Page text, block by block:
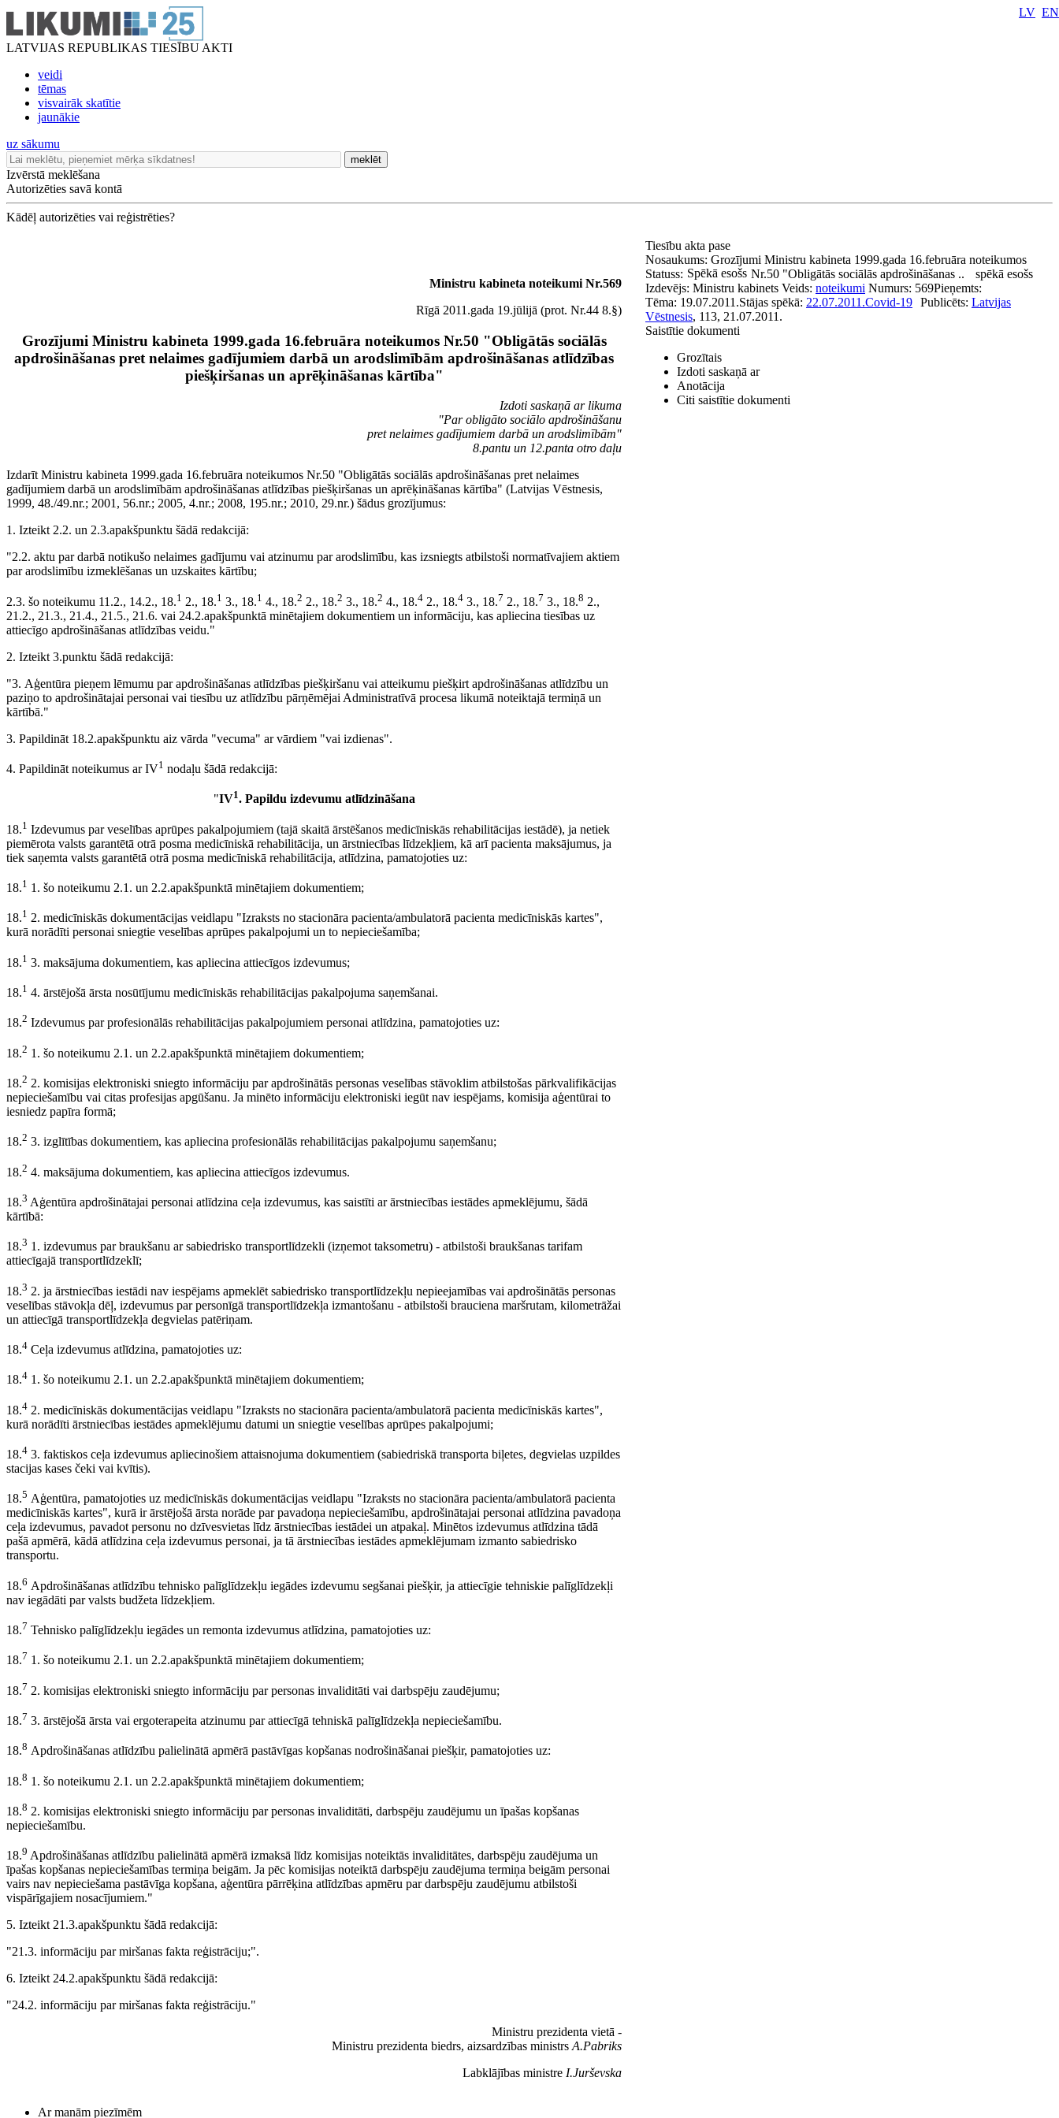
LATVIJAS REPUBLIKAS TIESĪBU AKTI
veidi
tēmas
visvairāk skatītie
jaunākie
LV EN
uz sākumu
meklēt
Izvērstā meklēšana
Autorizēties savā kontā
Kādēļ autorizēties vai reģistrēties?
Ministru kabineta noteikumi Nr.569
Rīgā 2011.gada 19.jūlijā (prot. Nr.44 8.§)
Grozījumi Ministru kabineta 1999.gada 16.februāra noteikumos Nr.50 "Obligātās sociālās
apdrošināšanas pret nelaimes gadījumiem darbā un arodslimībām apdrošināšanas atlīdzības
piešķiršanas un aprēķināšanas kārtība"
Izdoti saskaņā ar likuma
"Par obligāto sociālo apdrošināšanu
pret nelaimes gadījumiem darbā un arodslimībām"
8.pantu un 12.panta otro daļu
Izdarīt Ministru kabineta 1999.gada 16.februāra noteikumos Nr.50 "Obligātās sociālās apdrošināšanas pret nelaimes
gadījumiem darbā un arodslimībām apdrošināšanas atlīdzības piešķiršanas un aprēķināšanas kārtība" (Latvijas Vēstnesis,
1999, 48./49.nr.; 2001, 56.nr.; 2005, 4.nr.; 2008, 195.nr.; 2010, 29.nr.) šādus grozījumus:
1. Izteikt 2.2. un 2.3.apakšpunktu šādā redakcijā:
"2.2. aktu par darbā notikušo nelaimes gadījumu vai atzinumu par arodslimību, kas izsniegts atbilstoši normatīvajiem aktiem
par arodslimību izmeklēšanas un uzskaites kārtību;
2.3. šo noteikumu 11.2., 14.2., 18.1 2., 18.1 3., 18.1 4., 18.2 2., 18.2 3., 18.2 4., 18.4 2., 18.4 3., 18.7 2., 18.7 3., 18.8 2.,
21.2., 21.3., 21.4., 21.5., 21.6. vai 24.2.apakšpunktā minētajiem dokumentiem un informāciju, kas apliecina tiesības uz
attiecīgo apdrošināšanas atlīdzības veidu."
2. Izteikt 3.punktu šādā redakcijā:
"3. Aģentūra pieņem lēmumu par apdrošināšanas atlīdzības piešķiršanu vai atteikumu piešķirt apdrošināšanas atlīdzību un
paziņo to apdrošinātajai personai vai tiesību uz atlīdzību pārņēmējai Administratīvā procesa likumā noteiktajā termiņā un
kārtībā."
3. Papildināt 18.2.apakšpunktu aiz vārda "vecuma" ar vārdiem "vai izdienas".
4. Papildināt noteikumus ar IV1 nodaļu šādā redakcijā:
"IV1. Papildu izdevumu atlīdzināšana
18.1 Izdevumus par veselības aprūpes pakalpojumiem (tajā skaitā ārstēšanos medicīniskās rehabilitācijas iestādē), ja netiek
piemērota valsts garantētā otrā posma medicīniskā rehabilitācija, un ārstniecības līdzekļiem, kā arī pacienta maksājumus, ja
tiek saņemta valsts garantētā otrā posma medicīniskā rehabilitācija, atlīdzina, pamatojoties uz:
18.1 1. šo noteikumu 2.1. un 2.2.apakšpunktā minētajiem dokumentiem;
18.1 2. medicīniskās dokumentācijas veidlapu "Izraksts no stacionāra pacienta/ambulatorā pacienta medicīniskās kartes",
kurā norādīti personai sniegtie veselības aprūpes pakalpojumi un to nepieciešamība;
18.1 3. maksājuma dokumentiem, kas apliecina attiecīgos izdevumus;
18.1 4. ārstējošā ārsta nosūtījumu medicīniskās rehabilitācijas pakalpojuma saņemšanai.
18.2 Izdevumus par profesionālās rehabilitācijas pakalpojumiem personai atlīdzina, pamatojoties uz:
18.2 1. šo noteikumu 2.1. un 2.2.apakšpunktā minētajiem dokumentiem;
18.2 2. komisijas elektroniski sniegto informāciju par apdrošinātās personas veselības stāvoklim atbilstošas pārkvalifikācijas
nepieciešamību vai citas profesijas apgūšanu. Ja minēto informāciju elektroniski iegūt nav iespējams, komisija aģentūrai to
iesniedz papīra formā;
18.2 3. izglītības dokumentiem, kas apliecina profesionālās rehabilitācijas pakalpojumu saņemšanu;
18.2 4. maksājuma dokumentiem, kas apliecina attiecīgos izdevumus.
18.3 Aģentūra apdrošinātajai personai atlīdzina ceļa izdevumus, kas saistīti ar ārstniecības iestādes apmeklējumu, šādā
kārtībā:
18.3 1. izdevumus par braukšanu ar sabiedrisko transportlīdzekli (izņemot taksometru) - atbilstoši braukšanas tarifam
attiecīgajā transportlīdzeklī;
18.3 2. ja ārstniecības iestādi nav iespējams apmeklēt sabiedrisko transportlīdzekļu nepieejamības vai apdrošinātās personas
veselības stāvokļa dēļ, izdevumus par personīgā transportlīdzekļa izmantošanu - atbilstoši brauciena maršrutam, kilometrāžai
un attiecīgā transportlīdzekļa degvielas patēriņam.
18.4 Ceļa izdevumus atlīdzina, pamatojoties uz:
18.4 1. šo noteikumu 2.1. un 2.2.apakšpunktā minētajiem dokumentiem;
18.4 2. medicīniskās dokumentācijas veidlapu "Izraksts no stacionāra pacienta/ambulatorā pacienta medicīniskās kartes",
kurā norādīti ārstniecības iestādes apmeklējumu datumi un sniegtie veselības aprūpes pakalpojumi;
18.4 3. faktiskos ceļa izdevumus apliecinošiem attaisnojuma dokumentiem (sabiedriskā transporta biļetes, degvielas uzpildes
stacijas kases čeki vai kvītis).
18.5 Aģentūra, pamatojoties uz medicīniskās dokumentācijas veidlapu "Izraksts no stacionāra pacienta/ambulatorā pacienta
medicīniskās kartes", kurā ir ārstējošā ārsta norāde par pavadoņa nepieciešamību, apdrošinātajai personai atlīdzina pavadoņa
ceļa izdevumus, pavadot personu no dzīvesvietas līdz ārstniecības iestādei un atpakaļ. Minētos izdevumus atlīdzina tādā
pašā apmērā, kādā atlīdzina ceļa izdevumus personai, ja tā ārstniecības iestādes apmeklējumam izmanto sabiedrisko
transportu.
18.6 Apdrošināšanas atlīdzību tehnisko palīglīdzekļu iegādes izdevumu segšanai piešķir, ja attiecīgie tehniskie palīglīdzekļi
nav iegādāti par valsts budžeta līdzekļiem.
18.7 Tehnisko palīglīdzekļu iegādes un remonta izdevumus atlīdzina, pamatojoties uz:
18.7 1. šo noteikumu 2.1. un 2.2.apakšpunktā minētajiem dokumentiem;
18.7 2. komisijas elektroniski sniegto informāciju par personas invaliditāti vai darbspēju zaudējumu;
18.7 3. ārstējošā ārsta vai ergoterapeita atzinumu par attiecīgā tehniskā palīglīdzekļa nepieciešamību.
18.8 Apdrošināšanas atlīdzību palielinātā apmērā pastāvīgas kopšanas nodrošināšanai piešķir, pamatojoties uz:
18.8 1. šo noteikumu 2.1. un 2.2.apakšpunktā minētajiem dokumentiem;
18.8 2. komisijas elektroniski sniegto informāciju par personas invaliditāti, darbspēju zaudējumu un īpašas kopšanas
nepieciešamību.
18.9 Apdrošināšanas atlīdzību palielinātā apmērā izmaksā līdz komisijas noteiktās invaliditātes, darbspēju zaudējuma un
īpašas kopšanas nepieciešamības termiņa beigām. Ja pēc komisijas noteiktā darbspēju zaudējuma termiņa beigām personai
vairs nav nepieciešama pastāvīga kopšana, aģentūra pārrēķina atlīdzības apmēru par darbspēju zaudējumu atbilstoši
vispārīgajiem nosacījumiem."
5. Izteikt 21.3.apakšpunktu šādā redakcijā:
"21.3. informāciju par miršanas fakta reģistrāciju;".
6. Izteikt 24.2.apakšpunktu šādā redakcijā:
"24.2. informāciju par miršanas fakta reģistrāciju."
Ministru prezidenta vietā -
Ministru prezidenta biedrs, aizsardzības ministrs A.Pabriks
Labklājības ministre I.Jurševska
Tiesību akta pase
Nosaukums: Grozījumi Ministru kabineta 1999.gada 16.februāra noteikumos
Nr.50 "Obligātās sociālās apdrošināšanas ..
Statuss: Spēkā esošs
spēkā esošs
Izdevējs: Ministru kabinets Veids: noteikumi Numurs: 569Pieņemts:
19.07.2011.Stājas spēkā: 22.07.2011.
Tēma: Covid-19 Publicēts: Latvijas
Vēstnesis, 113, 21.07.2011.
Saistītie dokumenti
Grozītais
Izdoti saskaņā ar
Anotācija
Citi saistītie dokumenti
Ar manām piezīmēm